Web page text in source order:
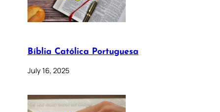
Bíblia Católica Portuguesa
July 16, 2025